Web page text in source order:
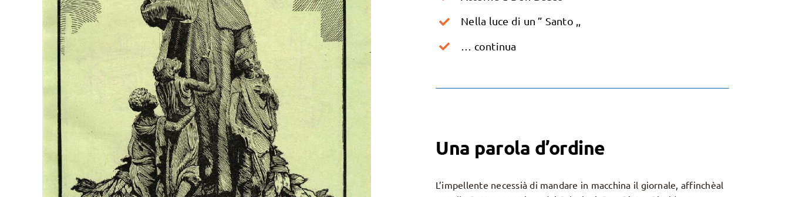
Nella luce di un ” Santo ,,
… continua
Una parola d’ordine
L’impellente necessià di mandare in macchina il giornale, affinchèal